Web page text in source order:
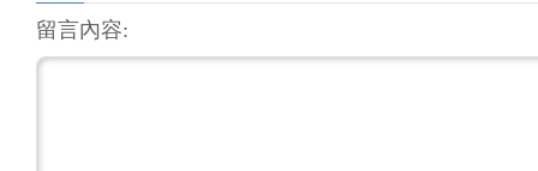
留言內容: